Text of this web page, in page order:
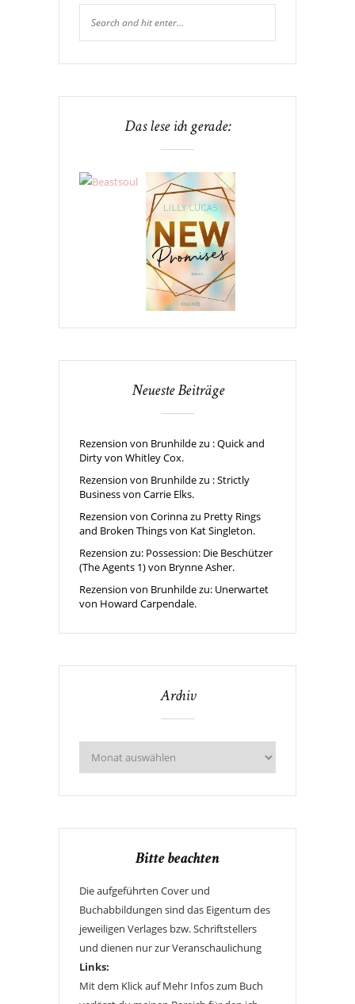
Das lese ich gerade:
Neueste Beiträge
Rezension von Brunhilde zu : Quick and
Dirty von Whitley Cox.
Rezension von Brunhilde zu : Strictly
Business von Carrie Elks.
Rezension von Corinna zu Pretty Rings
and Broken Things von Kat Singleton.
Rezension zu: Possession: Die Beschützer
(The Agents 1) von Brynne Asher.
Rezension von Brunhilde zu: Unerwartet
von Howard Carpendale.
Archiv
Bitte beachten
Die aufgeführten Cover und
Buchabbildungen sind das Eigentum des
jeweiligen Verlages bzw. Schriftstellers
und dienen nur zur Veranschaulichung
Links:
Mit dem Klick auf Mehr Infos zum Buch